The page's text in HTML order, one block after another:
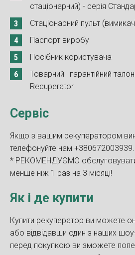
стаціонарний) - серія
Стаціонарний пульт
Паспорт виробу
Посібник користувача
Товарний і гарантійний талон
Recuperator
Сервіс
Якщо з вашим рекуператором
телефонуйте нам +380672003939.
* РЕКОМЕНДУЄМО
менше ніж 1 раз на 3 місяці!
Як і де купити
Купити рекуператор ви можете
або відвідавши один з наших шоу-
перед покупкою ви зможете